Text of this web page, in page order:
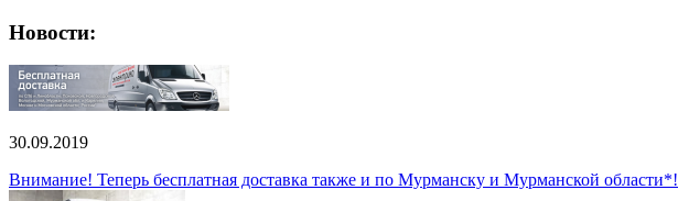
Новости:
30.09.2019
Внимание! Теперь бесплатная доставка также и по Мурманску и Мурманской области*!